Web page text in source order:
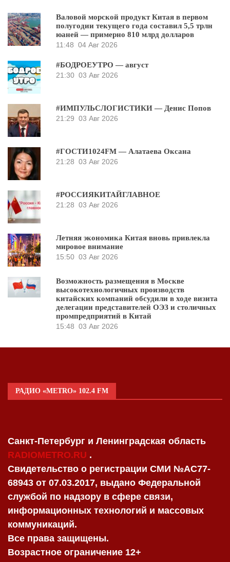
Валовой морской продукт Китая в первом
полугодии текущего года составил 5,5 трлн
юаней — примерно 810 млрд долларов
11:48 04 Авг 2026
#БОДРОЕУТРО — август
21:30 03 Авг 2026
#ИМПУЛЬСЛОГИСТИКИ — Денис Попов
21:29 03 Авг 2026
#ГОСТИ1024FM — Алатаева Оксана
21:28 03 Авг 2026
#РОССИЯКИТАЙГЛАВНОЕ
21:28 03 Авг 2026
Летняя экономика Китая вновь привлекла
мировое внимание
15:50 03 Авг 2026
Возможность размещения в Москве
высокотехнологичных производств
китайских компаний обсудили в ходе визита
делегации представителей ОЭЗ и столичных
промпредприятий в Китай
15:48 03 Авг 2026
РАДИО «METRO» 102.4 FM
Санкт-Петербург и Ленинградская область
RADIOMETRO.RU .
Свидетельство о регистрации СМИ №AC77-
68943 от 07.03.2017, выдано Федеральной
службой по надзору в сфере связи,
информационных технологий и массовых
коммуникаций.
Все права защищены.
Возрастное ограничение 12+